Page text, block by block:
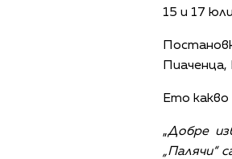
15 и 17
Пиаченца,
Ето
„Добре
„Палячи“